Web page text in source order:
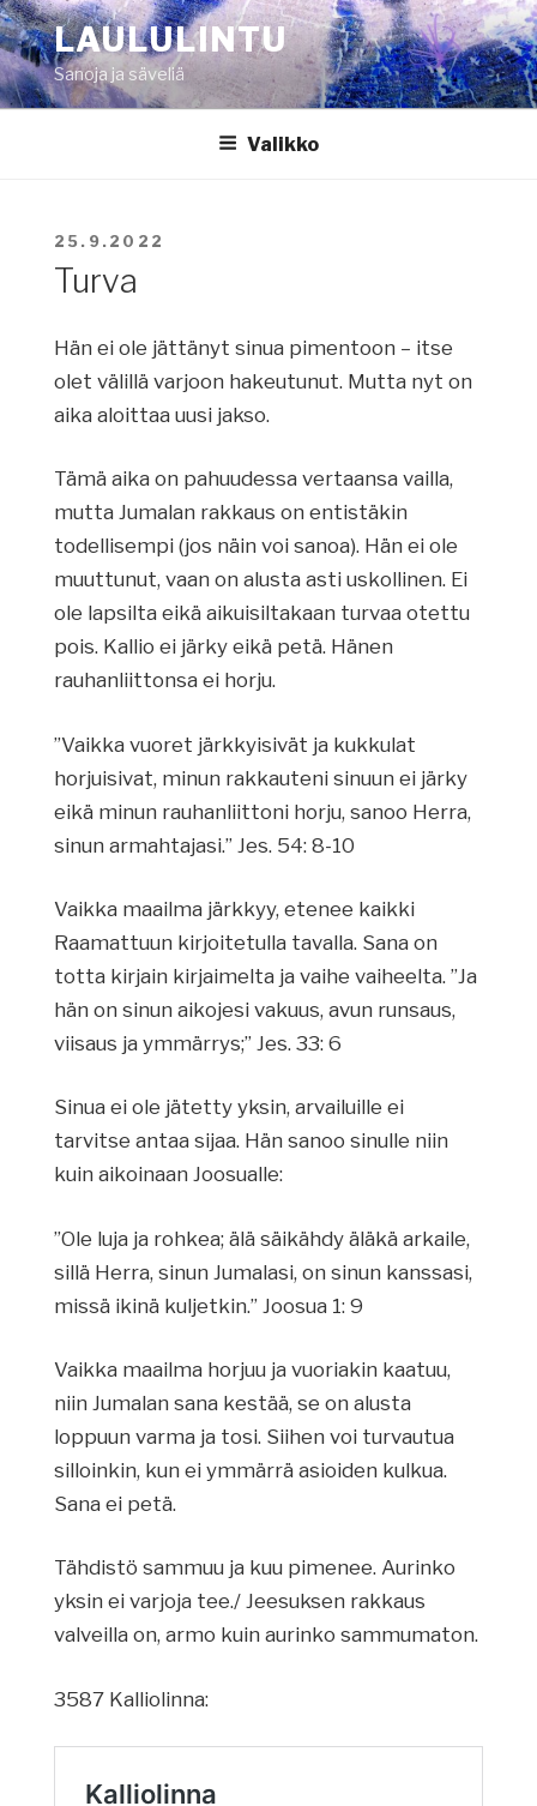
Siirry
sisältöönLAULULINTU
Sanoja ja säveliä
Valikko
JULKAISTU
25.9.2022
Turva
Hän ei ole jättänyt sinua pimentoon – itse
olet välillä varjoon hakeutunut. Mutta nyt on
aika aloittaa uusi jakso.
Tämä aika on pahuudessa vertaansa vailla,
mutta Jumalan rakkaus on entistäkin
todellisempi (jos näin voi sanoa). Hän ei ole
muuttunut, vaan on alusta asti uskollinen. Ei
ole lapsilta eikä aikuisiltakaan turvaa otettu
pois. Kallio ei järky eikä petä. Hänen
rauhanliittonsa ei horju.
”Vaikka vuoret järkkyisivät ja kukkulat
horjuisivat, minun rakkauteni sinuun ei järky
eikä minun rauhanliittoni horju, sanoo Herra,
sinun armahtajasi.” Jes. 54: 8-10
Vaikka maailma järkkyy, etenee kaikki
Raamattuun kirjoitetulla tavalla. Sana on
totta kirjain kirjaimelta ja vaihe vaiheelta. ”Ja
hän on sinun aikojesi vakuus, avun runsaus,
viisaus ja ymmärrys;” Jes. 33: 6
Sinua ei ole jätetty yksin, arvailuille ei
tarvitse antaa sijaa. Hän sanoo sinulle niin
kuin aikoinaan Joosualle:
”Ole luja ja rohkea; älä säikähdy äläkä arkaile,
sillä Herra, sinun Jumalasi, on sinun kanssasi,
missä ikinä kuljetkin.” Joosua 1: 9
Vaikka maailma horjuu ja vuoriakin kaatuu,
niin Jumalan sana kestää, se on alusta
loppuun varma ja tosi. Siihen voi turvautua
silloinkin, kun ei ymmärrä asioiden kulkua.
Sana ei petä.
Tähdistö sammuu ja kuu pimenee. Aurinko
yksin ei varjoja tee./ Jeesuksen rakkaus
valveilla on, armo kuin aurinko sammumaton.
3587 Kalliolinna: